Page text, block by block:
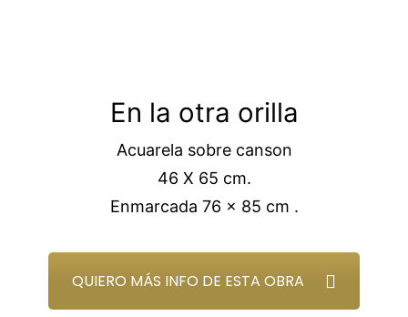
En la otra orilla
Acuarela sobre canson
46 X 65 cm.
Enmarcada 76 x 85 cm .
QUIERO MÁS INFO DE ESTA OBRA